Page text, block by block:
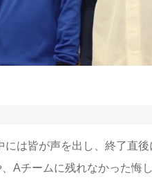
は皆が声を出し、終了直
Aチームに残れなかった悔